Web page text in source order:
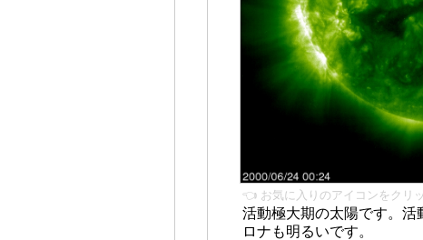
👈 お気に入りのアイコンをクリッ
活動極大期の太陽です。活
ロナも明るいです。